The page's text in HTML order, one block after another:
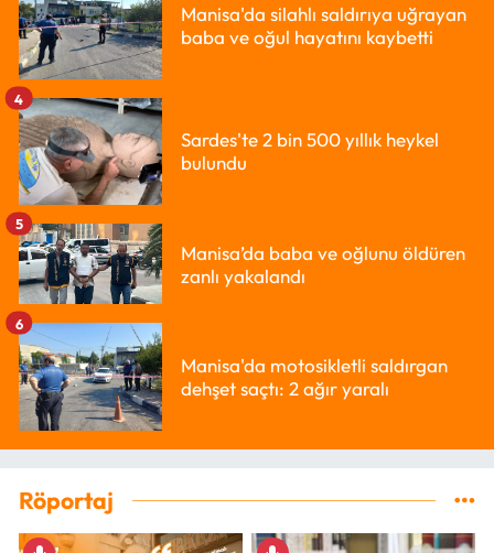
Manisa'da silahlı saldırıya uğrayan
baba ve oğul hayatını kaybetti
Sardes'te 2 bin 500 yıllık heykel
bulundu
4
Manisa’da baba ve oğlunu öldüren
zanlı yakalandı
5
Manisa'da motosikletli saldırgan
dehşet saçtı: 2 ağır yaralı
6
Röportaj